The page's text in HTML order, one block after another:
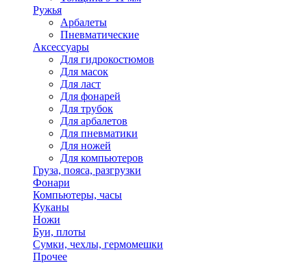
Ружья
Арбалеты
Пневматические
Аксессуары
Для гидрокостюмов
Для масок
Для ласт
Для фонарей
Для трубок
Для арбалетов
Для пневматики
Для ножей
Для компьютеров
Груза, пояса, разгрузки
Фонари
Компьютеры, часы
Куканы
Ножи
Буи, плоты
Сумки, чехлы, гермомешки
Прочее